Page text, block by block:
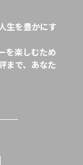
生を豊かにす
を楽しむため
まで、あなた